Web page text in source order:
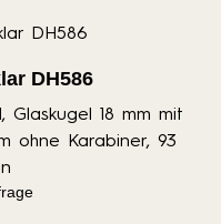
DH586
Glaskugel 18 mm mit
ohne Karabiner, 93